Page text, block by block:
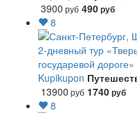
3900 руб 490руб
8
2-дневный тур
государевой дороге»
Kupikupon
13900 руб 1740руб
8